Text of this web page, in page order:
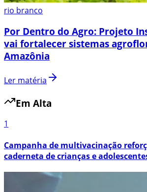
rio branco
Por Dentro do Agro: Projeto
vai fortalecer sistemas
Amazônia
Ler matéria
Em Alta
1
Campanha de multivacinação
caderneta de crianças e